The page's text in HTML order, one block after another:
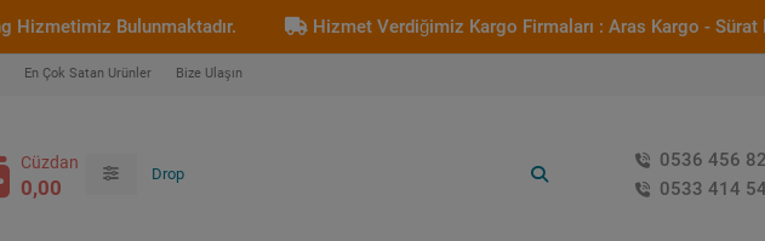
Bulunmaktadır. Hizmet Verdiğimiz Kargo Firmaları : Aras Kargo - Sürat
En Çok Satan Ürünler Bize Ulaşın
Cüzdan
0,00
0536 456
0533 414